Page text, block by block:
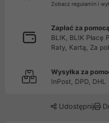
Zobacz regulamin i
Zapłać za pomocą
BLIK, BLIK Płacę
Raty, Kartą, Za
Wysyłka za
InPost, DPD, DHL
Udostępnij